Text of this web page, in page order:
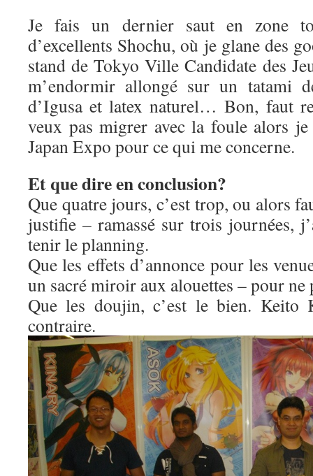
Je fais un dernier saut en zone
d’excellents Shochu, où je glane des
stand de Tokyo Ville Candidate des
m’endormir allongé sur un tatami
d’Igusa et latex naturel… Bon, faut
veux pas migrer avec la foule alors
Japan Expo pour ce qui me concerne.
Et que dire en conclusion?
Que quatre jours, c’est trop, ou alors
justifie – ramassé sur trois journées,
tenir le planning.
Que les effets d’annonce pour les
un sacré miroir aux alouettes – pour ne
Que les doujin, c’est le bien. Keito
contraire.